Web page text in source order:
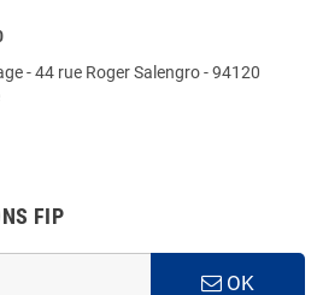
- 44 rue Roger Salengro - 94120
FIP
OK